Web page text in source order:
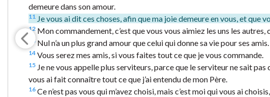
demeure dans son amour.
11 Je vous ai dit ces choses, afin que ma joie demeure en vous, et que
12 Mon commandement, c’est que vous vous aimiez les uns les autres,
13 Nul n’a un plus grand amour que celui qui donne sa vie pour ses amis.
14 Vous serez mes amis, si vous faites tout ce que je vous commande.
15 Je ne vous appelle plus serviteurs, parce que le serviteur ne sait
vous ai fait connaître tout ce que j’ai entendu de mon Père.
16 Ce n’est pas vous qui m’avez choisi, mais c’est moi qui vous ai